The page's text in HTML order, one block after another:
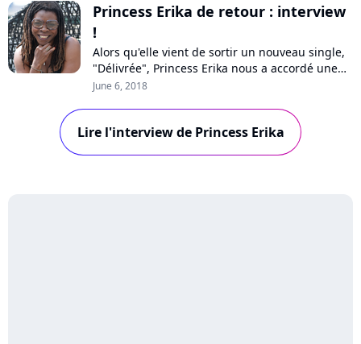
Princess Erika de retour : interview
!
Alors qu'elle vient de sortir un nouveau single,
"Délivrée", Princess Erika nous a accordé une
interview dans laquelle elle revient sur sa
June 6, 2018
Lire l'interview de Princess Erika